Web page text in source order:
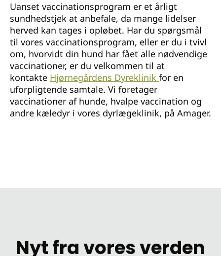
Uanset vaccinationsprogram er et årligt
sundhedstjek at anbefale, da mange lidelser
herved kan tages i opløbet. Har du spørgsmål
til vores vaccinationsprogram, eller er du i tvivl
om, hvorvidt din hund har fået alle nødvendige
vaccinationer, er du velkommen til at
kontakte Hjørnegårdens Dyreklinik for en
uforpligtende samtale. Vi foretager
vaccinationer af hunde, hvalpe vaccination og
andre kæledyr i vores dyrlægeklinik, på Amager.
Nyt fra vores verden